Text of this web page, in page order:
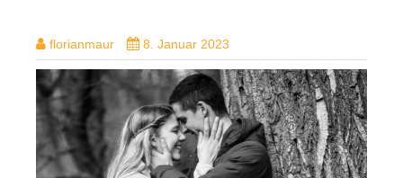
florianmaur 8. Januar 2023